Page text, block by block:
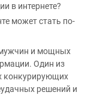
в интернете?
может стать по-
мужчин и мощных
Один из
конкурирующих
решений и